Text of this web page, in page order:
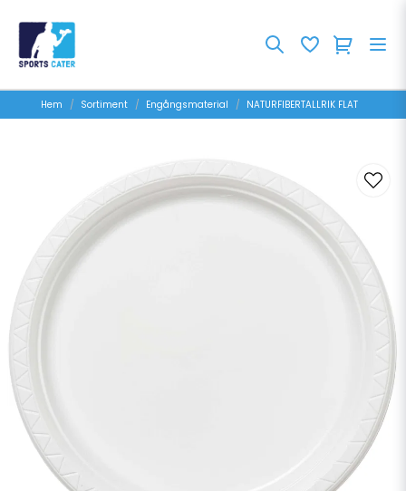
Hem Sortiment Engångsmaterial NATURFIBERTALLRIK FLAT